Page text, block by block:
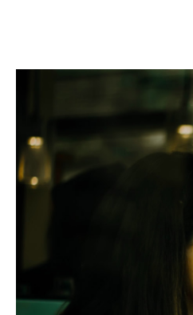
hasła
Zaloguj